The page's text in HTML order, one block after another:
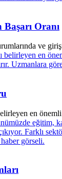
Oranı
ve
en